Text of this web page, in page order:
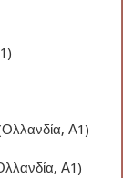
Α1)
Α1)